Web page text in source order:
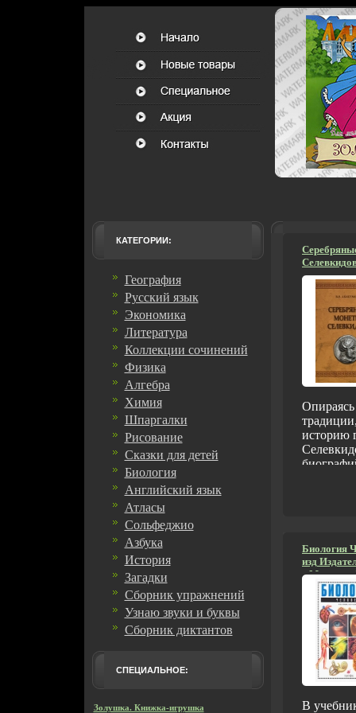
КАТЕГОРИИ:
География
Русский язык
Экономика
Литература
Коллекции сочинений
Физика
Алгебра
Химия
Шпаргалки
Рисование
Сказки для детей
Биология
Английский язык
Атласы
Сольфеджио
Азбука
История
Загадки
Сборник упражнений
Узнаю звуки и буквы
Сборник диктантов
СПЕЦИАЛЬНОЕ:
Золушка. Книжка-игрушка
история и
5387d.
историю
сквозь
частью
каталог
Биология
изд
г Мягкая
ISBN 978-
50000
В